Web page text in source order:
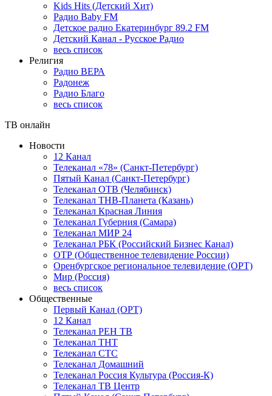
Kids Hits (Детский Хит)
Радио Baby FM
Детское радио Екатеринбург 89.2 FM
Детский Канал - Русское Радио
весь список
Религия
Радио ВЕРА
Радонеж
Радио Благо
весь список
ТВ онлайн
Новости
12 Канал
Телеканал «78» (Санкт-Петербург)
Пятый Канал (Санкт-Петербург)
Телеканал ОТВ (Челябинск)
Телеканал ТНВ-Планета (Казань)
Телеканал Красная Линия
Телеканал Губерния (Самара)
Телеканал МИР 24
Телеканал РБК (Российский Бизнес Канал)
ОТР (Общественное телевидение России)
Оренбургское региональное телевидение (ОРТ)
Мир (Россия)
весь список
Общественные
Первый Канал (ОРТ)
12 Канал
Телеканал РЕН ТВ
Телеканал ТНТ
Телеканал СТС
Телеканал Домашний
Телеканал Россия Культура (Россия-К)
Телеканал ТВ Центр